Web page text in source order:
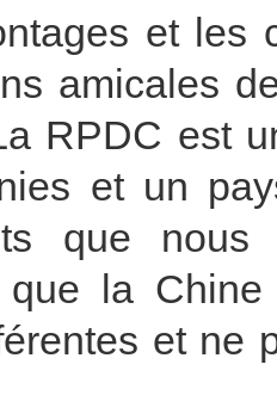
et les
amicales
RPDC est
et un
que nous
que la
et ne